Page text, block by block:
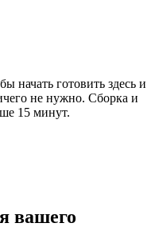
начать готовить здесь и
не нужно. Сборка и
15 минут.
вашего